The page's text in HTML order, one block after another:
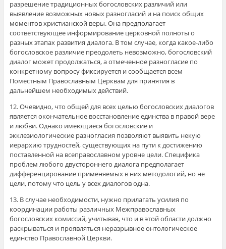
разрешение традиционных богословских различий или
выявление возможных новых разногласий и на поиск общих
моментов христианской веры. Она предполагает
соответствующее информирование церковной полноты о
разных этапах развития диалога. В том случае, когда какое-либо
богословское различие преодолеть невозможно, богословский
диалог может продолжаться, а отмеченное разногласие по
конкретному вопросу фиксируется и сообщается всем
Поместным Православным Церквам для принятия в
дальнейшем необходимых действий.
12. Очевидно, что общей для всех целью богословских диалогов
является окончательное восстановление единства в правой вере
и любви. Однако имеющиеся богословские и
экклезиологические разногласия позволяют выявить некую
иерархию трудностей, существующих на пути к достижению
поставленной на всеправославном уровне цели. Специфика
проблем любого двустороннего диалога предполагает
дифференцирование применяемых в них методологий, но не
цели, потому что цель у всех диалогов одна.
13. В случае необходимости, нужно прилагать усилия по
координации работы различных Межправославных
богословских комиссий, учитывая, что и в этой области должно
раскрываться и проявляться неразрывное онтологическое
единство Православной Церкви.